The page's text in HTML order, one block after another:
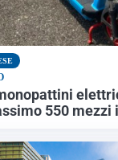
550 mezzi